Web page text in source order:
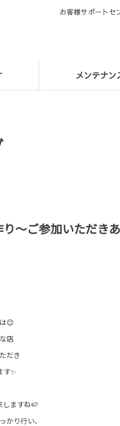
メンテナン
お客様サポートセ
～ご参加いただき
😊
店
だき
す✨
しますね🍉
かり行い、